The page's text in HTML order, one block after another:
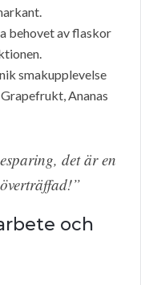
behovet av flaskor
smakupplevelse
Ananas
det är en
och